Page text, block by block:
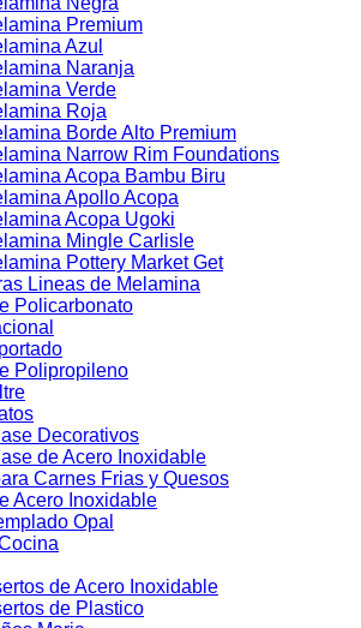
Premium
Azul
Naranja
Verde
Roja
Borde Alto Premium
Narrow Rim Foundations
Acopa Bambu Biru
Apollo Acopa
Acopa Ugoki
Mingle Carlisle
Pottery Market Get
Lineas de Melamina
Policarbonato
Polipropileno
Decorativos
de Acero Inoxidable
Carnes Frias y Quesos
Acero Inoxidable
Opal
de Acero Inoxidable
de Plastico